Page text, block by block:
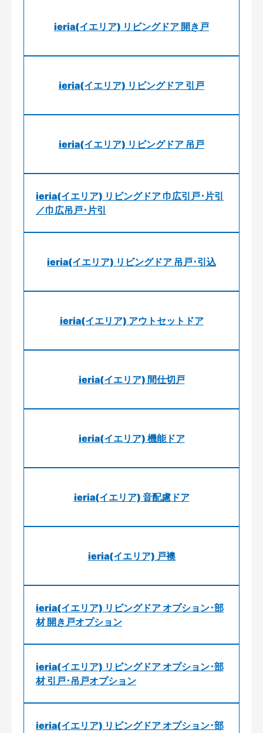
ieria(イエリア) リビングドア 開き戸
ieria(イエリア) リビングドア 引戸
ieria(イエリア) リビングドア 吊戸
ieria(イエリア) リビングドア 巾広引戸･片引
／巾広吊戸･片引
ieria(イエリア) リビングドア 吊戸･引込
ieria(イエリア) アウトセットドア
ieria(イエリア) 間仕切戸
ieria(イエリア) 機能ドア
ieria(イエリア) 音配慮ドア
ieria(イエリア) 戸襖
ieria(イエリア) リビングドア オプション･部
材 開き戸オプション
ieria(イエリア) リビングドア オプション･部
材 引戸･吊戸オプション
ieria(イエリア) リビングドア オプション･部